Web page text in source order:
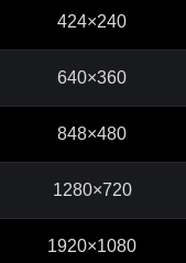
424×240
640×360
848×480
1280×720
1920×1080